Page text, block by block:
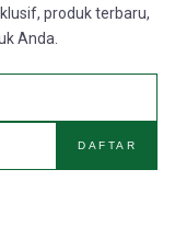
produk terbaru,
Anda.
DAFTAR